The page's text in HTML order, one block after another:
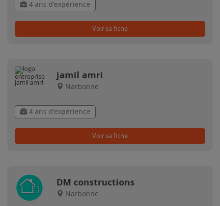
4 ans d'expérience
Voir sa fiche
jamil amri
Narbonne
4 ans d'expérience
Voir sa fiche
DM constructions
Narbonne